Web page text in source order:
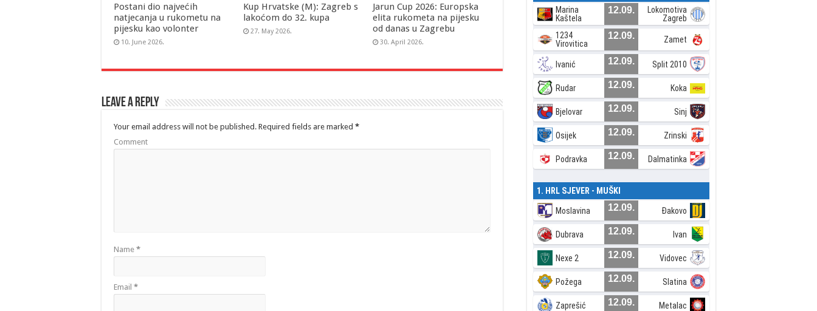
Postani dio najvećih
natjecanja u rukometu na
pijesku kao volonter
10. June 2026.
Kup Hrvatske (M): Zagreb s
lakoćom do 32. kupa
27. May 2026.
Jarun Cup 2026: Europska
elita rukometa na pijesku
od danas u Zagrebu
30. April 2026.
Leave a Reply
Your email address will not be published. Required fields are marked *
Comment
Name *
Email *
Marina
Kaštela
12.09.
Lokomotiva
Zagreb
1234
Virovitica
12.09. Zamet
Ivanić 12.09. Split 2010
Rudar 12.09. Koka
Bjelovar 12.09. Sinj
Osijek 12.09. Zrinski
Podravka 12.09. Dalmatinka
1. HRL SJEVER - MUŠKI
Moslavina 12.09. Đakovo
Dubrava 12.09. Ivan
Nexe 2 12.09. Vidovec
Požega 12.09. Slatina
Zaprešić 12.09. Metalac